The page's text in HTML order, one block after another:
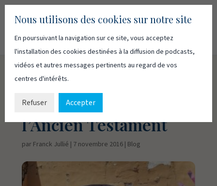
Le statut de l’étranger
et du migrant dans
l’Ancien Testament
par Franck Jullié | 7 novembre 2016| Blog
Nous utilisons des cookies sur notre site
En poursuivant la navigation sur ce site, vous acceptez
l'installation des cookies destinées à la diffusion de podcasts,
vidéos et autres messages pertinents au regard de vos
centres d'intérêts.
Refuser Accepter